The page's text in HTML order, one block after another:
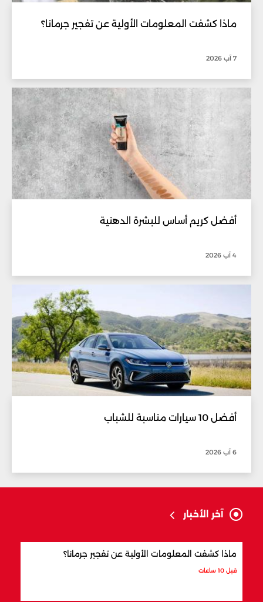
ماذا كشفت المعلومات الأولية عن تفجير جرمانا؟
7 آب 2026
أفضل كريم أساس للبشرة الدهنية
4 آب 2026
أفضل 10 سيارات مناسبة للشباب
6 آب 2026
آخر الأخبار
ماذا كشفت المعلومات الأولية عن تفجير جرمانا؟
قبل 10 ساعات